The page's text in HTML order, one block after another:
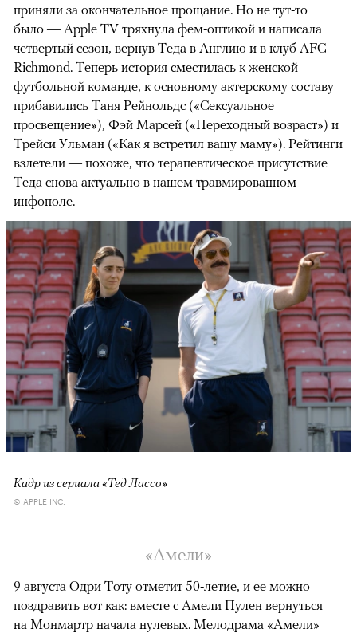
00:00 / 00:00
приняли за окончательное прощание. Но не тут-то
было — Apple TV тряхнула фем-оптикой и написала
четвертый сезон, вернув Теда в Англию и в клуб AFC
Richmond. Теперь история сместилась к женской
футбольной команде, к основному актерскому составу
прибавились Таня Рейнольдс («Сексуальное
просвещение»), Фэй Марсей («Переходный возраст») и
Трейси Ульман («Как я встретил вашу маму»). Рейтинги
взлетели — похоже, что терапевтическое присутствие
Теда снова актуально в нашем травмированном
инфополе.
Кадр из сериала «Тед Лассо»
© APPLE INC.
«Амели»
9 августа Одри Тоту отметит 50-летие, и ее можно
поздравить вот как: вместе с Амели Пулен вернуться
на Монмартр начала нулевых. Мелодрама «Амели»